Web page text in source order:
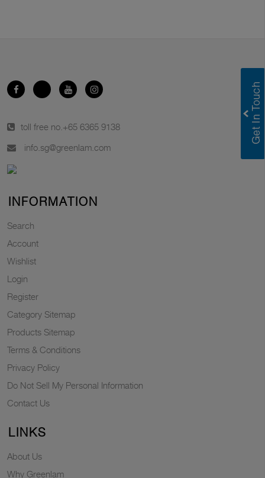
toll free no. +65 6365 9138
info.sg@greenlam.com
INFORMATION
Search
Account
Wishlist
Login
Register
Category Sitemap
Products Sitemap
Terms & Conditions
Privacy Policy
Do Not Sell My Personal Information
Contact Us
LINKS
About Us
Why Greenlam